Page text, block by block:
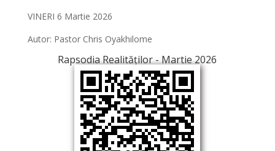
VINERI 6 Martie 2026
Autor: Pastor Chris Oyakhilome
Rapsodia Realităților - Martie 2026